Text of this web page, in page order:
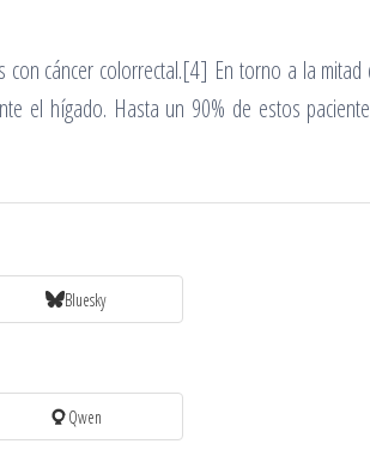
con cáncer colorrectal.[4] En torno a la mitad
el hígado. Hasta un 90% de estos
Bluesky
Qwen